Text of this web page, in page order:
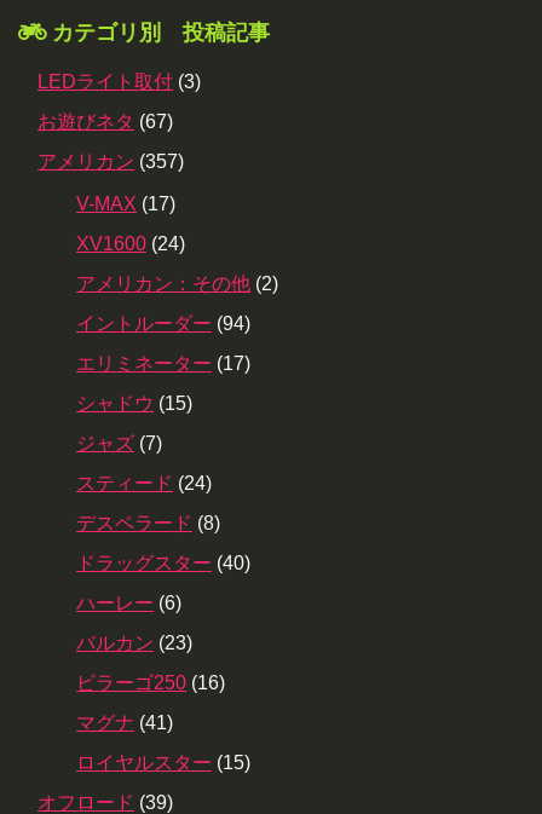
カテゴリ別 投稿記事
LEDライト取付 (3)
お遊びネタ (67)
アメリカン (357)
V-MAX (17)
XV1600 (24)
アメリカン：その他 (2)
イントルーダー (94)
エリミネーター (17)
シャドウ (15)
ジャズ (7)
スティード (24)
デスペラード (8)
ドラッグスター (40)
ハーレー (6)
バルカン (23)
ビラーゴ250 (16)
マグナ (41)
ロイヤルスター (15)
オフロード (39)